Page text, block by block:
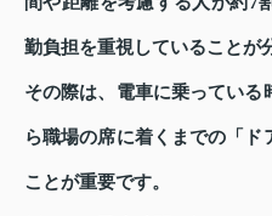
勤負担を重視していることが
その際は、電車に乗ってい
ら職場の席に着くまでの「
ことが重要です。